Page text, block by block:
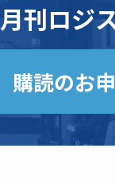
月刊ロジ
購読のお